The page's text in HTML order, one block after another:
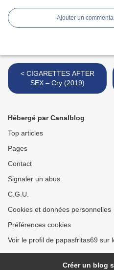
Ajouter un
< CIGARETTES AFTER
SEX – Cry (2019)
Hébergé par Canalblog
Top articles
Pages
Contact
Signaler un abus
C.G.U.
Cookies et données personnelles
Préférences cookies
Voir le profil de papasfritas69 sur
Créer un blog